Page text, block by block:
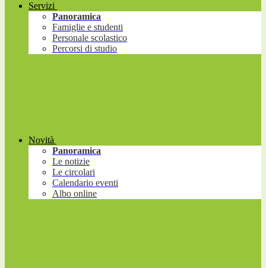
Servizi
Panoramica
Famiglie e studenti
Personale scolastico
Percorsi di studio
Novità
Panoramica
Le notizie
Le circolari
Calendario eventi
Albo online